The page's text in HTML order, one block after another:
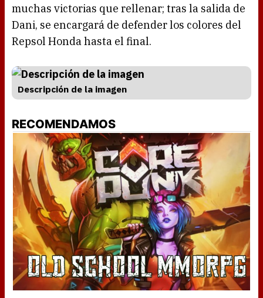
muchas victorias que rellenar; tras la salida de
Dani, se encargará de defender los colores del
Repsol Honda hasta el final.
Descripción de la imagen
RECOMENDAMOS